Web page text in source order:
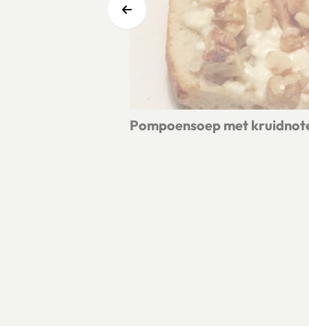
Pompoensoep met